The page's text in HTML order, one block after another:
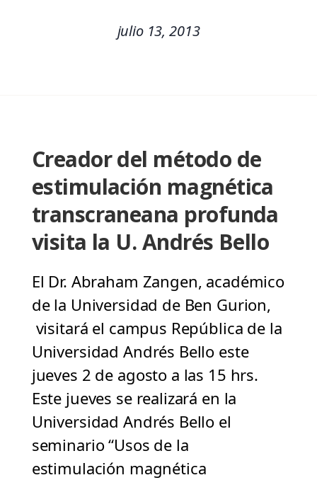
julio 13, 2013
Creador del método de
estimulación magnética
transcraneana profunda
visita la U. Andrés Bello
El Dr. Abraham Zangen, académico
de la Universidad de Ben Gurion,
visitará el campus República de la
Universidad Andrés Bello este
jueves 2 de agosto a las 15 hrs.
Este jueves se realizará en la
Universidad Andrés Bello el
seminario “Usos de la
estimulación magnética